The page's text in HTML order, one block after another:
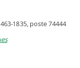
1835, poste 74444